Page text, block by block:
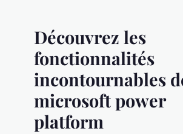
Découvrez les
fonctionnalités
incontournables
microsoft power
platform